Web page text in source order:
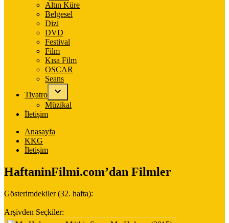
Altın Küre
Belgesel
Dizi
DVD
Festival
Film
Kısa Film
OSCAR
Seans
Tiyatro
Müzikal
İletişim
Anasayfa
KKG
İletişim
HaftaninFilmi.com’dan Filmler
Gösterimdekiler (32. hafta):
Arşivden Seçkiler: